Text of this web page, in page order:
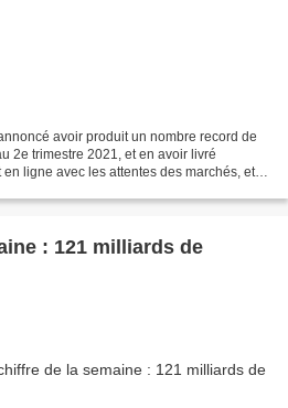
avoir produit un nombre record de
2e trimestre 2021, et en avoir livré
ligne avec les attentes des marchés, et
: 121 milliards de